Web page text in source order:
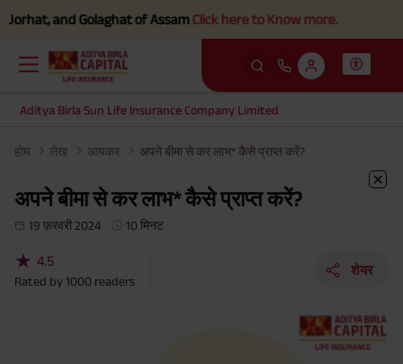
Golaghat of AssamClick here to Know more.
Aditya Birla Sun Life Insurance Company Limited
होम लेख आयकर अपने बीमा से कर लाभ* कैसे प्राप्त करें?
अपने बीमा से कर लाभ* कैसे प्राप्त करें?
19 फ़रवरी 2024 10 मिनट
★ 4.5
Rated by 1000 readers
शेयर